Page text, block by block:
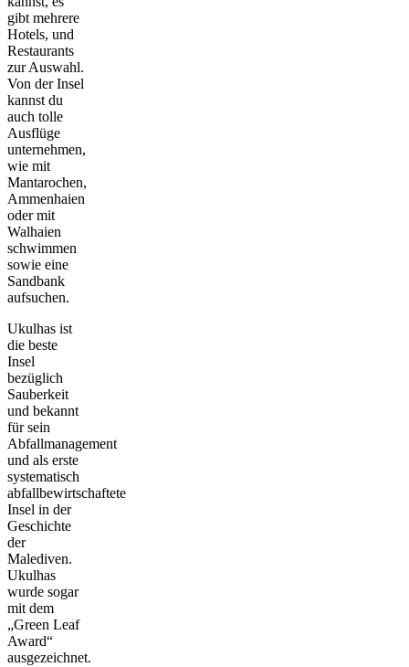
gibt mehrere
Hotels, und
Restaurants
zur Auswahl.
Von der Insel
kannst du
auch tolle
Ausflüge
unternehmen,
wie mit
Mantarochen,
Ammenhaien
oder mit
Walhaien
schwimmen
sowie eine
Sandbank
aufsuchen.
Ukulhas ist
die beste
Insel
bezüglich
Sauberkeit
und bekannt
für sein
Abfallmanagement
und als erste
systematisch
abfallbewirtschaftete
Insel in der
Geschichte
der
Malediven.
Ukulhas
wurde sogar
mit dem
„Green Leaf
Award“
ausgezeichnet.